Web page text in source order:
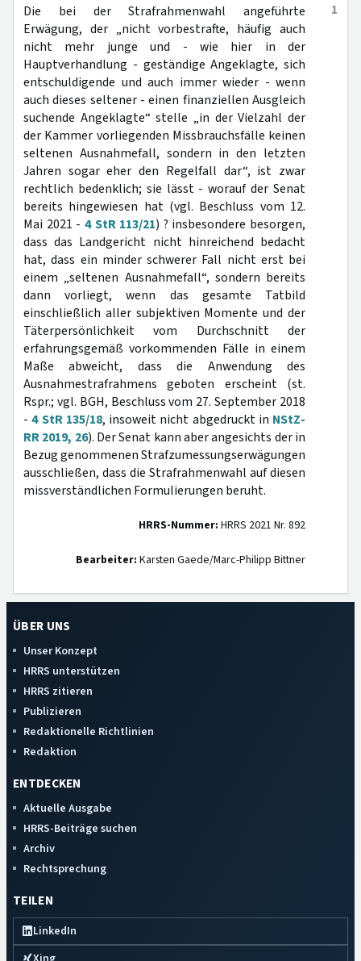
1
Die bei der Strafrahmenwahl angeführte
Erwägung, der „nicht vorbestrafte, häufig auch
nicht mehr junge und - wie hier in der
Hauptverhandlung - geständige Angeklagte, sich
entschuldigende und auch immer wieder - wenn
auch dieses seltener - einen finanziellen Ausgleich
suchende Angeklagte“ stelle „in der Vielzahl der
der Kammer vorliegenden Missbrauchsfälle keinen
seltenen Ausnahmefall, sondern in den letzten
Jahren sogar eher den Regelfall dar“, ist zwar
rechtlich bedenklich; sie lässt - worauf der Senat
bereits hingewiesen hat (vgl. Beschluss vom 12.
Mai 2021 - 4 StR 113/21) ? insbesondere besorgen,
dass das Landgericht nicht hinreichend bedacht
hat, dass ein minder schwerer Fall nicht erst bei
einem „seltenen Ausnahmefall“, sondern bereits
dann vorliegt, wenn das gesamte Tatbild
einschließlich aller subjektiven Momente und der
Täterpersönlichkeit vom Durchschnitt der
erfahrungsgemäß vorkommenden Fälle in einem
Maße abweicht, dass die Anwendung des
Ausnahmestrafrahmens geboten erscheint (st.
Rspr.; vgl. BGH, Beschluss vom 27. September 2018
-4 StR 135/18, insoweit nicht abgedruckt in NStZ-
RR 2019, 26). Der Senat kann aber angesichts der in
Bezug genommenen Strafzumessungserwägungen
ausschließen, dass die Strafrahmenwahl auf diesen
missverständlichen Formulierungen beruht.
HRRS-Nummer: HRRS 2021 Nr. 892
Bearbeiter: Karsten Gaede/Marc-Philipp Bittner
ÜBER UNS
Unser Konzept
HRRS unterstützen
HRRS zitieren
Publizieren
Redaktionelle Richtlinien
Redaktion
ENTDECKEN
Aktuelle Ausgabe
HRRS-Beiträge suchen
Archiv
Rechtsprechung
TEILEN
LinkedIn